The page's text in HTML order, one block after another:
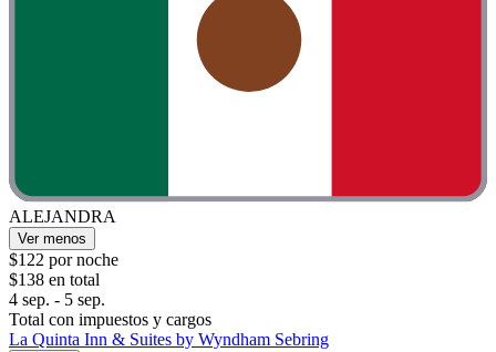
ALEJANDRA
Ver menos
$122 por noche
$138 en total
4 sep. - 5 sep.
Total con impuestos y cargos
La Quinta Inn & Suites by Wyndham Sebring